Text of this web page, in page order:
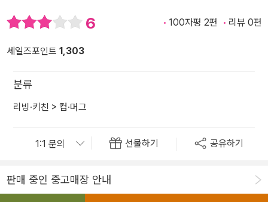
6 100자평 2편 리뷰 0편
세일즈포인트 1,303
분류
리빙·키친 > 컵·머그
선물하기 공유하기
판매 중인 중고매장 안내